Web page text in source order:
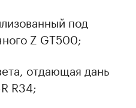
под
Z GT500;
отдающая дань
R34;